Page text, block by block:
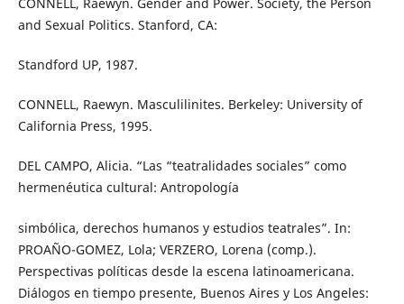
CONNELL, Raewyn. Gender and Power. Society, the Person
and Sexual Politics. Stanford, CA:
Standford UP, 1987.
CONNELL, Raewyn. Masculilinites. Berkeley: University of
California Press, 1995.
DEL CAMPO, Alicia. “Las “teatralidades sociales” como
hermenéutica cultural: Antropología
simbólica, derechos humanos y estudios teatrales”. In:
PROAÑO-GOMEZ, Lola; VERZERO, Lorena (comp.).
Perspectivas políticas desde la escena latinoamericana.
Diálogos en tiempo presente, Buenos Aires y Los Angeles: